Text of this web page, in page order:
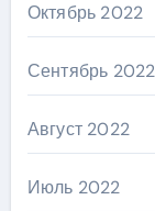
Октябрь 2022
Сентябрь 2022
Август 2022
Июль 2022